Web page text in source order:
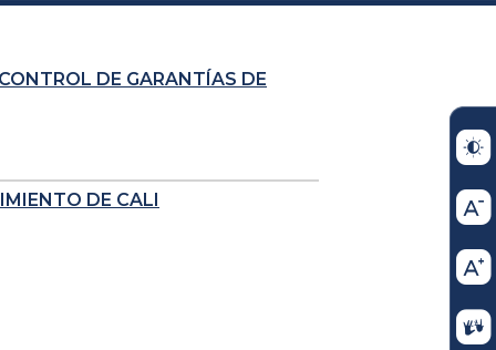
DE GARANTÍAS DE
DE CALI